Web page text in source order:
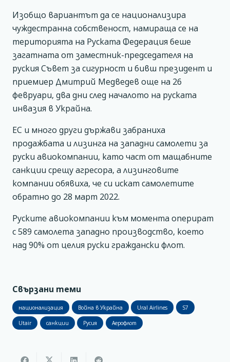
Изобщо вариантът да се национализира
чуждестранна собственост, намираща се на
територията на Руската Федерация беше
загатната от заместник-председателя на
руския Съвет за сигурност и бивш президент и
приемиер Дмитрий Медведев още на 26
февруари, два дни след началото на руската
инвазия в Украйна.
ЕС и много други държави забраниха
продажбата и лизинга на западни самолети за
руски авиокомпании, като част от мащабните
санкции срещу агресора, а лизинговите
компании обявиха, че си искат самолетите
обратно до 28 март 2022.
Руските авиокомпании към момента оперират
с 589 самолета западно производство, което
над 90% от целия руски граждански флот.
Свързани теми
национализация Война в Украйна Ural Airlines S7
Utair санкции Русия Аерофлот